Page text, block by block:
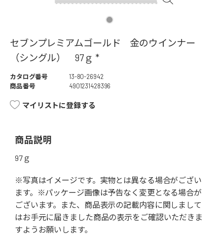
セブンプレミアムゴールド 金のウインナー
（シングル） 97ｇ *
カタログ番号
13-80-26942
商品番号
4901231428396
マイリストに登録する
商品説明
97ｇ
※写真はイメージです。実物とは異なる場合がござい
ます。※パッケージ画像は予告なく変更となる場合が
ございます。また、商品表示の記載内容に関しまして
はお手元に届きました商品の表示をご確認いただきま
すようお願いします。